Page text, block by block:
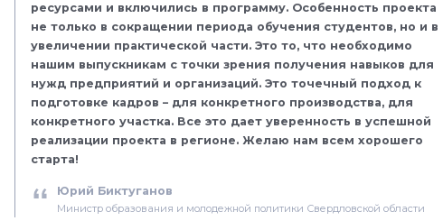
ресурсами и включились в программу. Особенность проекта
не только в сокращении периода обучения студентов, но и в
увеличении практической части. Это то, что необходимо
нашим выпускникам с точки зрения получения навыков для
нужд предприятий и организаций. Это точечный подход к
подготовке кадров – для конкретного производства, для
конкретного участка. Все это дает уверенность в успешной
реализации проекта в регионе. Желаю нам всем хорошего
старта!
Юрий Биктуганов
Министр образования и молодежной политики Свердловской области